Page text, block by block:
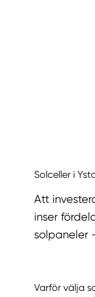
Solceller i
Att
inser
solpaneler
Varför välja